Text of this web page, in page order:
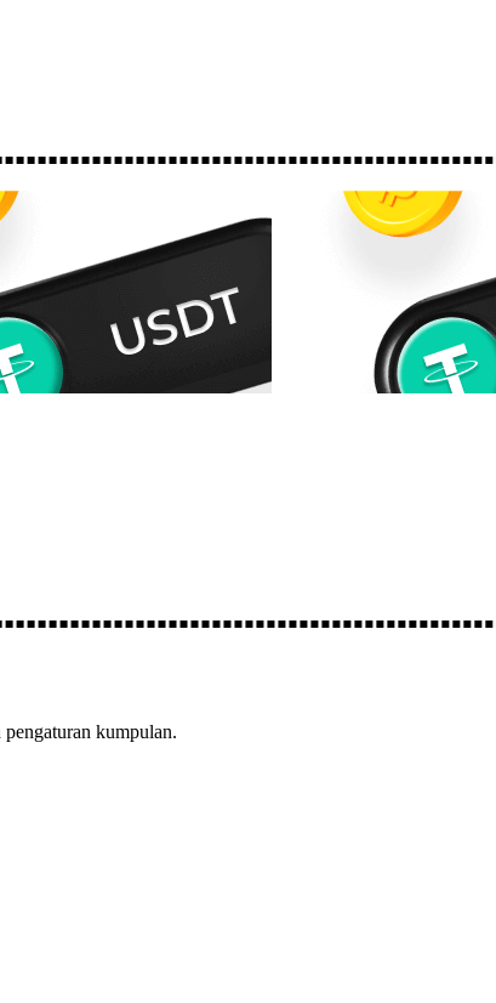
kumpulan.